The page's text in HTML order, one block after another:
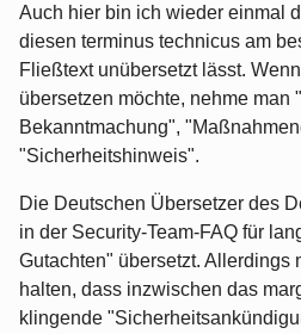
Auch hier bin ich wieder einmal
diesen terminus technicus am
Fließtext unübersetzt lässt.
übersetzen möchte, nehme man
Bekanntmachung",
"Sicherheitshinweis".
Die Deutschen Übersetzer des
in der Security-Team-FAQ für
Gutachten" übersetzt. Allerdings
halten, dass inzwischen das
klingende